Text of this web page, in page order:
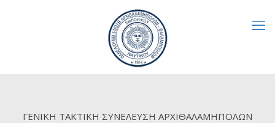
ΓΕΝΙΚΗ ΤΑΚΤΙΚΗ ΣΥΝΕΛΕΥΣΗ ΑΡΧΙΘΑΛΑΜΗΠΟΛΩΝ